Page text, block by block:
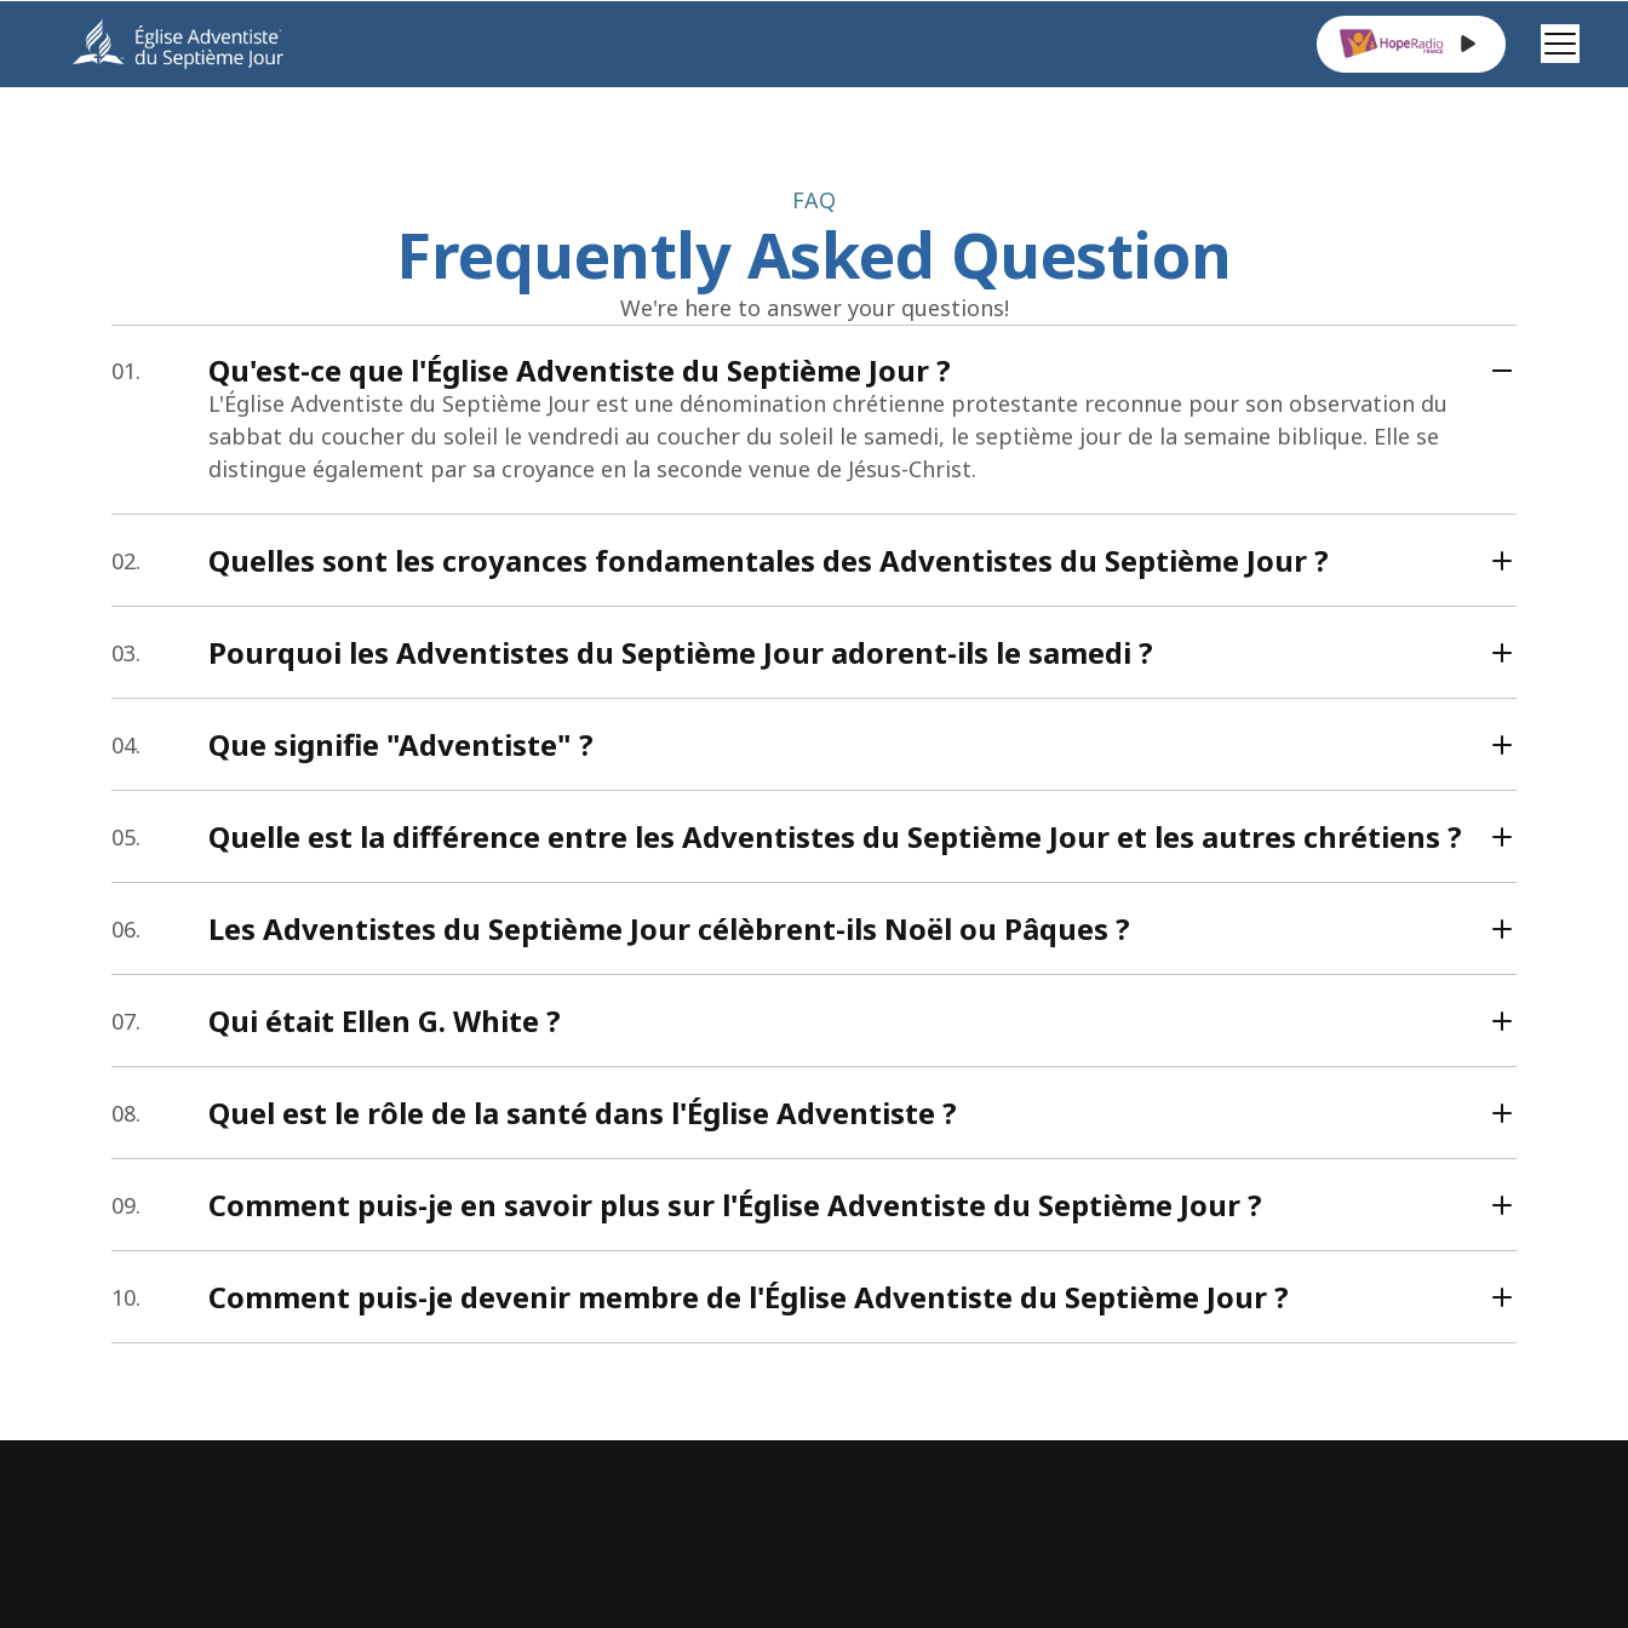
FAQ
Frequently Asked Question
We're here to answer your questions!
01. Qu'est-ce que l'Église Adventiste du Septième Jour ?
L'Église Adventiste du Septième Jour est une dénomination chrétienne protestante reconnue pour son observation du
sabbat du coucher du soleil le vendredi au coucher du soleil le samedi, le septième jour de la semaine biblique. Elle se
distingue également par sa croyance en la seconde venue de Jésus-Christ.
02. Quelles sont les croyances fondamentales des Adventistes du Septième Jour ?
03. Pourquoi les Adventistes du Septième Jour adorent-ils le samedi ?
04. Que signifie "Adventiste" ?
05. Quelle est la différence entre les Adventistes du Septième Jour et les autres chrétiens ?
06. Les Adventistes du Septième Jour célèbrent-ils Noël ou Pâques ?
07. Qui était Ellen G. White ?
08. Quel est le rôle de la santé dans l'Église Adventiste ?
09. Comment puis-je en savoir plus sur l'Église Adventiste du Septième Jour ?
10. Comment puis-je devenir membre de l'Église Adventiste du Septième Jour ?